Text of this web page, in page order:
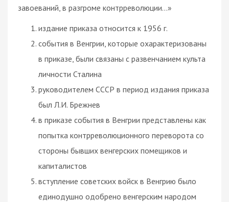
завоеваний, в разгроме контрреволюции…»
издание приказа относится к 1956 г.
события в Венгрии, которые охарактеризованы
в приказе, были связаны с развенчанием культа
личности Сталина
руководителем СССР в период издания приказа
был Л.И. Брежнев
в приказе события в Венгрии представлены как
попытка контрреволюционного переворота со
стороны бывших венгерских помещиков и
капиталистов
вступление советских войск в Венгрию было
единодушно одобрено венгерским народом